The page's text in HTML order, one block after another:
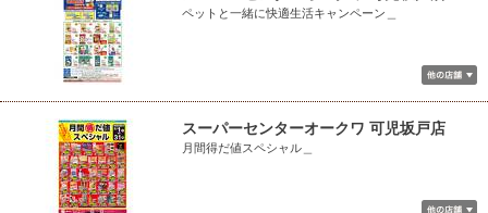
ペットと一緒に快適生活キャンペーン＿
スーパーセンターオークワ 可児坂戸店
月間得だ値スペシャル＿